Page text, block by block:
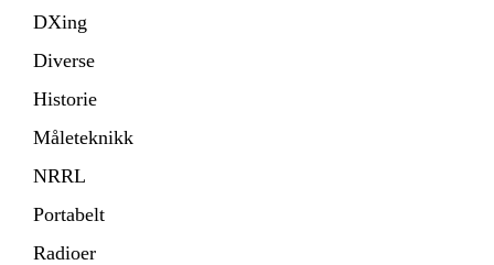
DXing
Diverse
Historie
Måleteknikk
NRRL
Portabelt
Radioer